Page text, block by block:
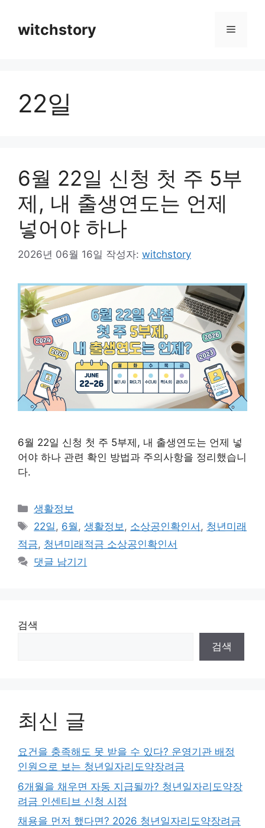
witchstory 메
22일
6월 22일 신청 첫 주 5부
제, 내 출생연도는 언제
넣어야 하나
2026년 06월 16일 작성자: witchstory
6월 22일 신청 첫 주 5부제, 내 출생연도는 언제 넣
어야 하나 관련 확인 방법과 주의사항을 정리했습니
다.
카
테
리
생활정보
태
그
22일, 6월,생활정보, 소상공인확인서 , 청년미래
적금, 청년미래적금 소상공인확인서
댓글 남기기
검색
검색
최신 글
요건을 충족해도 못 받을 수 있다? 운영기관 배정
인원으로 보는 청년일자리도약장려금
6개월을 채우면 자동 지급될까? 청년일자리도약장
려금 인센티브 신청 시점
채용을 먼저 했다면? 2026 청년일자리도약장려금